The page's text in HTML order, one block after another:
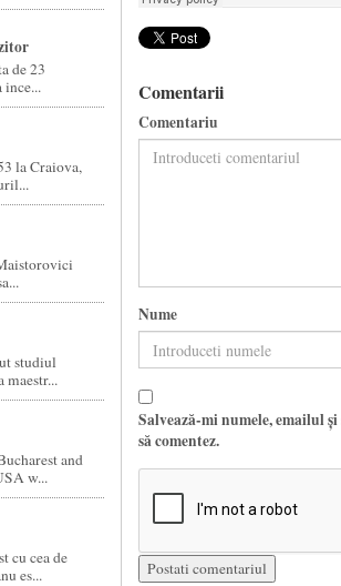
de 23
ince...
la Craiova,
studiul
and
w...
cu cea de
es...
Comentarii
Comentariu
Nume
Salvează-mi numele, emailul
să comentez.